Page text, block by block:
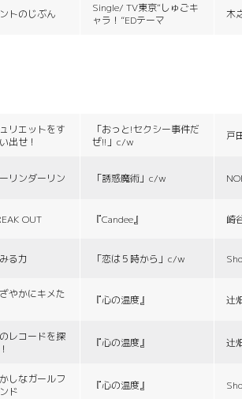
トのじぶん
Single/ TV東京“しゅごキ
ャラ！”EDテーマ
木
リエットをす
出せ！
「おっと!セクシー事件だ
ぜ!!」c/w
戸
リンダーリン 「誘惑魔術」c/w
OUT 『Candee』 崎
る力 「恋は５時から」c/w
やかにキメた
『心の温度』 辻
レコードを探
『心の温度』 辻
しなガールフ
ド
『心の温度』